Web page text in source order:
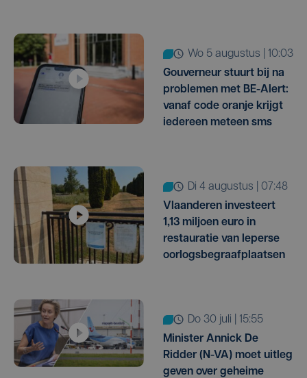
wo 5 augustus | 10:03
Gouverneur stuurt bij na
problemen met BE-Alert:
vanaf code oranje krijgt
iedereen meteen sms
di 4 augustus | 07:48
Vlaanderen investeert
1,13 miljoen euro in
restauratie van Ieperse
oorlogsbegraafplaatsen
do 30 juli | 15:55
Minister Annick De
Ridder (N-VA) moet uitleg
geven over geheime